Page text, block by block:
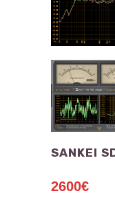
SANKEI
2600€